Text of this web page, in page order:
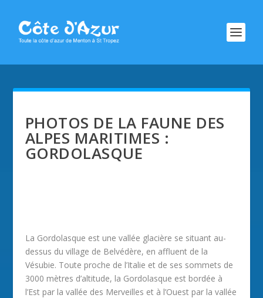
PHOTOS DE LA FAUNE DES
ALPES MARITIMES :
GORDOLASQUE
La Gordolasque est une vallée glacière se situant au-
dessus du village de Belvédère, en affluent de la
Vésubie. Toute proche de l’Italie et de ses sommets de
3000 mètres d’altitude, la Gordolasque est bordée à
l’Est par la vallée des Merveilles et à l’Ouest par la vallée